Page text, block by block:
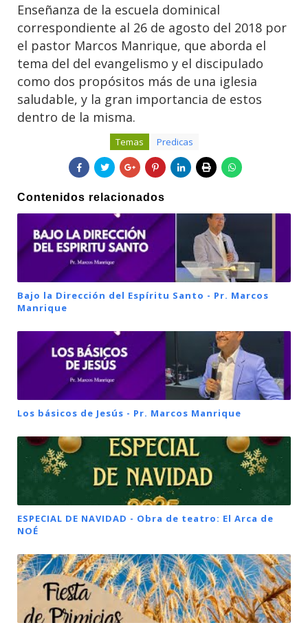
Enseñanza de la escuela dominical
correspondiente al 26 de agosto del 2018 por
el pastor Marcos Manrique, que aborda el
tema del del evangelismo y el discipulado
como dos propósitos más de una iglesia
saludable, y la gran importancia de estos
dentro de la misma.
Temas Predicas
Contenidos relacionados
Bajo la Dirección del Espíritu Santo - Pr. Marcos
Manrique
Los básicos de Jesús - Pr. Marcos Manrique
ESPECIAL DE NAVIDAD - Obra de teatro: El Arca de
NOÉ